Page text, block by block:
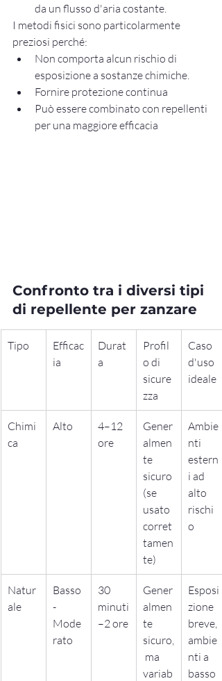
da un flusso d'aria costante.
I metodi fisici sono particolarmente
preziosi perché:
Non comporta alcun rischio di
esposizione a sostanze chimiche.
Fornire protezione continua
Può essere combinato con repellenti
per una maggiore efficacia
Confronto tra i diversi tipi
di repellente per zanzare
Tipo
Efficac
ia
Durat
a
Profil
o di
sicure
zza
Caso
d'uso
ideale
Chimi
ca
Alto
4–12
ore
Gener
almen
te
sicuro
(se
usato
corret
tamen
te)
Ambie
nti
estern
i ad
alto
rischi
o
Natur
ale
Basso
-
Mode
rato
30
minuti
–2 ore
Gener
almen
te
sicuro,
ma
variab
Esposi
zione
breve,
ambie
nti a
basso